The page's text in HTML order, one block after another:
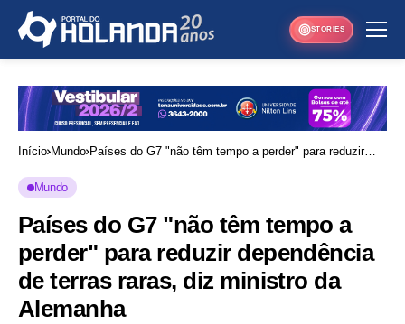
STORIES
Início Mundo Países do G7 "não têm tempo a perder" para reduzir
Mundo
Países do G7 "não têm tempo a
perder" para reduzir dependência
de terras raras, diz ministro da
Alemanha